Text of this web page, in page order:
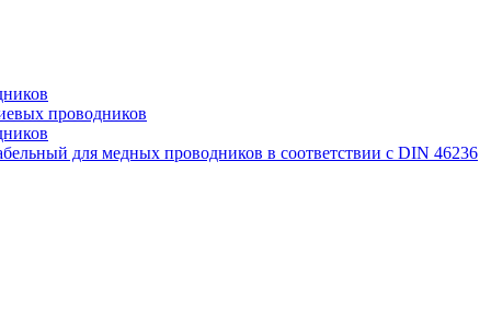
проводников
для медных проводников в соответствии с DIN 46236